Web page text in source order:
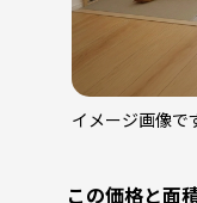
イメージ画像で
この価格と面